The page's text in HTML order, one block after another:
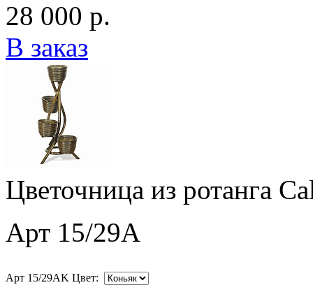
28 000 р.
В заказ
Цветочница из ротанга
Арт 15/29A
Арт 15/29AK Цвет: